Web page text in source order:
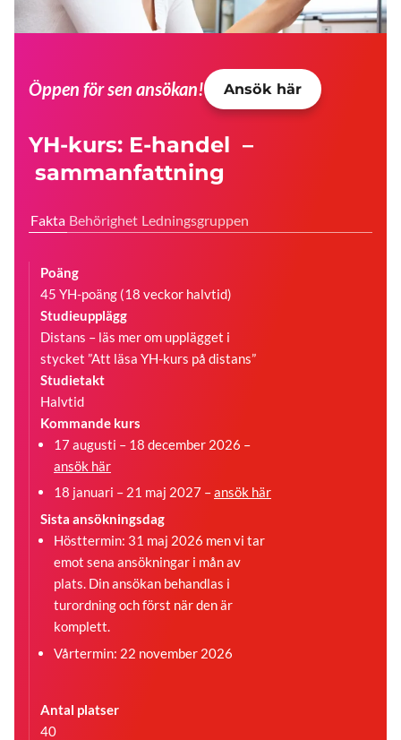
Öppen för sen ansökan! Ansök här
YH-kurs: E-handel –
sammanfattning
Fakta Behörighet Ledningsgruppen
Poäng
45 YH-poäng (18 veckor halvtid)
Studieupplägg
Distans – läs mer om upplägget i
stycket ”Att läsa YH-kurs på distans”
Studietakt
Halvtid
Kommande kurs
17 augusti – 18 december 2026 –
ansök här
18 januari – 21 maj 2027 –ansök här
Sista ansökningsdag
Hösttermin: 31 maj 2026 men vi tar
emot sena ansökningar i mån av
plats. Din ansökan behandlas i
turordning och först när den är
komplett.
Vårtermin: 22 november 2026
Antal platser
40